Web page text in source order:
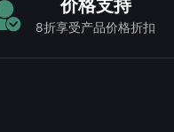
价格支持
8折享受产品价格折扣